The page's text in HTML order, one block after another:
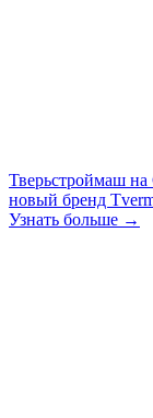
Тверьстроймаш
новый бренд
Узнать больше →